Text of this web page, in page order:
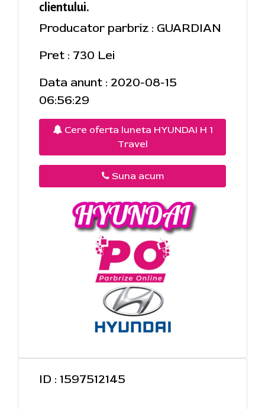
clientului.
Producator parbriz : GUARDIAN
Pret : 730 Lei
Data anunt : 2020-08-15
06:56:29
Cere oferta luneta HYUNDAI H 1
Travel
Suna acum
ID : 1597512145